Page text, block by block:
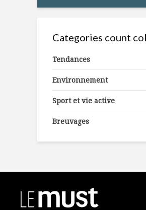
Categories count
Tendances
Environnement
Sport et vie active
Breuvages